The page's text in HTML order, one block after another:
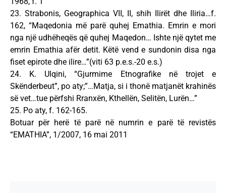
23. Strabonis, Geographica VII, II, shih Ilirët dhe Iliria…f.
162, “Maqedonia më parë quhej Emathia. Emrin e mori
nga një udhëheqës që quhej Maqedon… Ishte një qytet me
emrin Emathia afër detit. Këtë vend e sundonin disa nga
fiset epirote dhe ilire…”(viti 63 p.e.s.-20 e.s.)
24. K. Ulqini, “Gjurmime Etnografike në trojet e
Skënderbeut”, po aty;”…Matja, si i thonë matjanët krahinës
së vet…tue përfshi Rranxën, Kthellën, Selitën, Lurën…”
25. Po aty, f. 162-165.
Botuar për herë të parë në numrin e parë të revistës
“EMATHIA”, 1/2007, 16 mai 2011